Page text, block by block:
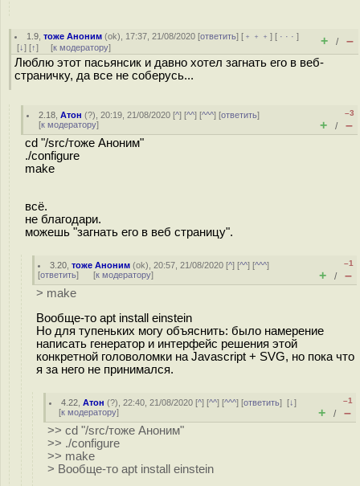
1.9 ,тоже Аноним (ok), 17:37, 21/08/2020 [ответить] [ ﹢﹢﹢] [ · · ·]
[↓] [↑] [к модератору] + / –
Люблю этот пасьянсик и давно хотел загнать его в веб-
страничку, да все не соберусь...
2.18 ,Атон (?), 20:19, 21/08/2020 [^] [^^] [^^^] [ответить]
[к модератору]
–3
+ / –
cd "/src/тоже Аноним"
./configure
make
всё.
не благодари.
можешь "загнать его в веб страницу".
3.20 ,тоже Аноним (ok), 20:57, 21/08/2020 [^] [^^] [^^^]
[ответить] [к модератору]
–1
+ / –
> make
Вообще-то apt install einstein
Но для тупеньких могу объяснить: было намерение
написать генератор и интерфейс решения этой
конкретной головоломки на Javascript + SVG, но пока что
я за него не принимался.
4.22 ,Атон (?), 22:40, 21/08/2020 [^] [^^] [^^^] [ответить][↓]
[к модератору]
–1
+ / –
>> cd "/src/тоже Аноним"
>> ./configure
>> make
> Вообще-то apt install einstein